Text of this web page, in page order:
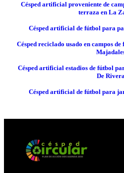
Césped artificial proveniente de
terraza en La
Césped artificial de fútbol para
Césped reciclado usado en campos
Césped artificial estadios de fútbol
De
Césped artificial de fútbol para